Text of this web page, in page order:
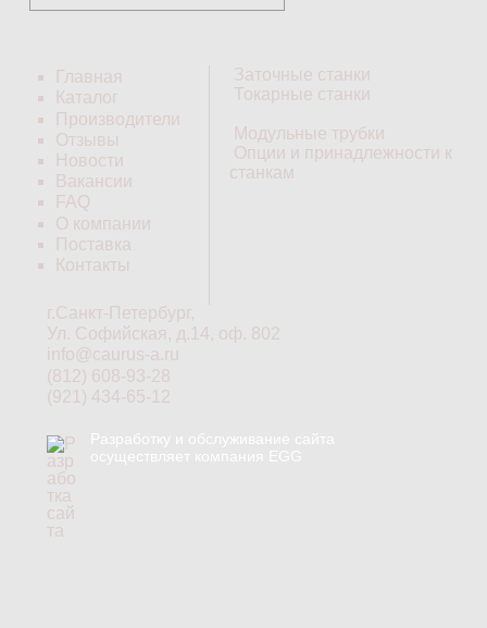
Главная
Каталог
Производители
Отзывы
Новости
Вакансии
FAQ
О компании
Поставка
Контакты
Заточные станки
Токарные станки
Модульные трубки
Опции и принадлежности к
станкам
г.Санкт-Петербург,
Ул. Софийская, д.14, оф. 802
info@caurus-a.ru
(812) 608-93-28
(921) 434-65-12
Разработку и обслуживание сайта
осуществляет компания EGG